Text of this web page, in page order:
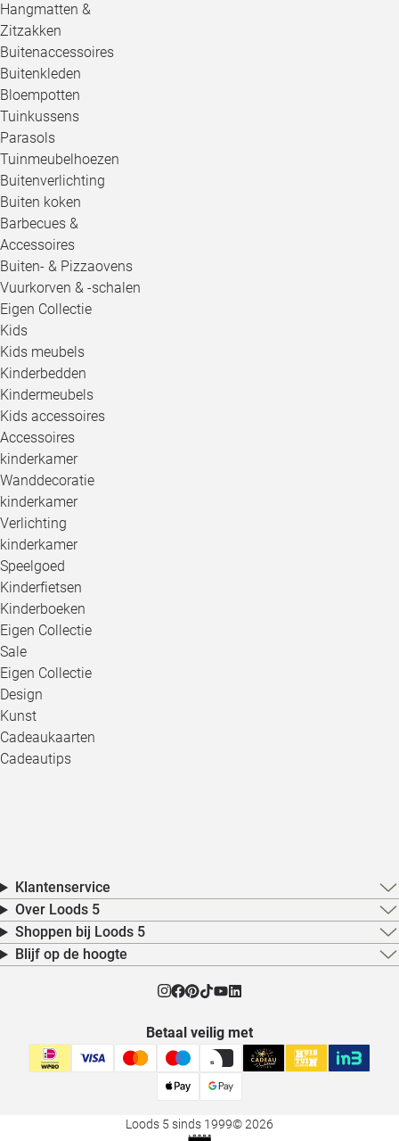
Hangmatten &
Zitzakken
Buitenaccessoires
Buitenkleden
Bloempotten
Tuinkussens
Parasols
Tuinmeubelhoezen
Buitenverlichting
Buiten koken
Barbecues &
Accessoires
Buiten- & Pizzaovens
Vuurkorven & -schalen
Eigen Collectie
Kids
Kids meubels
Kinderbedden
Kindermeubels
Kids accessoires
Accessoires
kinderkamer
Wanddecoratie
kinderkamer
Verlichting
kinderkamer
Speelgoed
Kinderfietsen
Kinderboeken
Eigen Collectie
Sale
Eigen Collectie
Design
Kunst
Cadeaukaarten
Cadeautips
Klantenservice
Over Loods 5
Shoppen bij Loods 5
Blijf op de hoogte
Betaal veilig met
Loods 5 sinds 1999© 2026